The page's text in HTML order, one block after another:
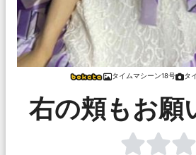
タイムマシーン18号 タ
右の頬もお願